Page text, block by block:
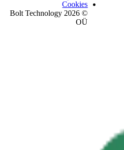
Cookies
© 2026 Bolt Technology
OÜ